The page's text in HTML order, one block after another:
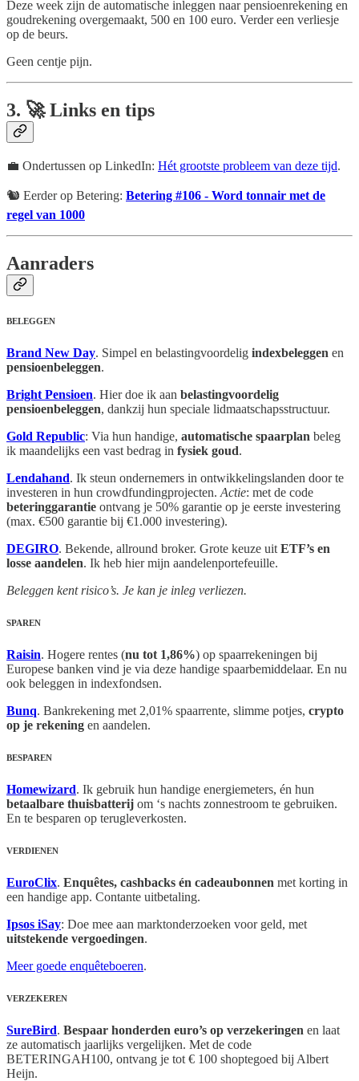
Deze week zijn de automatische inleggen naar pensioenrekening en
goudrekening overgemaakt, 500 en 100 euro. Verder een verliesje
op de beurs.
Geen centje pijn.
3. 🚀Links en tips
💼 Ondertussen op LinkedIn: Hét grootste probleem van deze tijd.
🐿️ Eerder op Betering: Betering #106 - Word tonnair met de
regel van 1000
Aanraders
BELEGGEN
Brand New Day. Simpel en belastingvoordelig indexbeleggen en
pensioenbeleggen.
Bright Pensioen. Hier doe ik aan belastingvoordelig
pensioenbeleggen, dankzij hun speciale lidmaatschapsstructuur.
Gold Republic: Via hun handige, automatische spaarplan beleg
ik maandelijks een vast bedrag in fysiek goud.
Lendahand. Ik steun ondernemers in ontwikkelingslanden door te
investeren in hun crowdfundingprojecten. Actie: met de code
beteringgarantie ontvang je 50% garantie op je eerste investering
(max. €500 garantie bij €1.000 investering).
DEGIRO. Bekende, allround broker. Grote keuze uit ETF’s en
losse aandelen. Ik heb hier mijn aandelenportefeuille.
Beleggen kent risico’s. Je kan je inleg verliezen.
SPAREN
Raisin. Hogere rentes (nu tot 1,86%) op spaarrekeningen bij
Europese banken vind je via deze handige spaarbemiddelaar. En nu
ook beleggen in indexfondsen.
Bunq. Bankrekening met 2,01% spaarrente, slimme potjes, crypto
op je rekening en aandelen.
BESPAREN
Homewizard. Ik gebruik hun handige energiemeters, én hun
betaalbare thuisbatterij om ‘s nachts zonnestroom te gebruiken.
En te besparen op terugleverkosten.
VERDIENEN
EuroClix. Enquêtes, cashbacks én cadeaubonnen met korting in
een handige app. Contante uitbetaling.
Ipsos iSay: Doe mee aan marktonderzoeken voor geld, met
uitstekende vergoedingen.
Meer goede enquêteboeren.
VERZEKEREN
SureBird. Bespaar honderden euro’s op verzekeringen en laat
ze automatisch jaarlijks vergelijken. Met de code
BETERINGAH100, ontvang je tot € 100 shoptegoed bij Albert
Heijn.